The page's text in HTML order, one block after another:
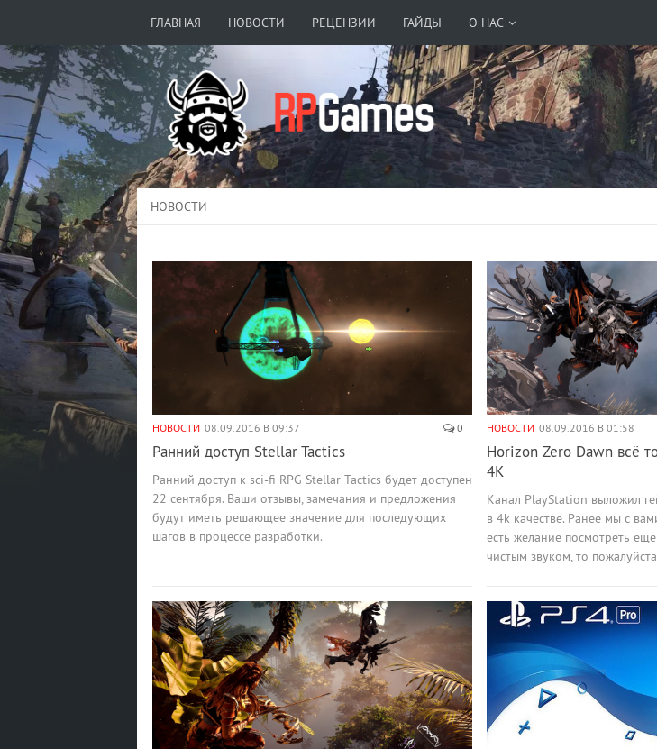
ГЛАВНАЯ НОВОСТИ РЕЦЕНЗИИ ГАЙДЫ О НАС
НОВОСТИ
НОВОСТИ 08.09.2016 В 09:37 0
Ранний доступ Stellar Tactics
Ранний доступ к sci-fi RPG Stellar Tactics будет доступен
22 сентября. Ваши отзывы, замечания и предложения
будут иметь решающее значение для последующих
шагов в процессе разработки.
НОВОСТИ 08.09.2016 В 01:58
Horizon Zero Dawn всё
4K
Канал PlayStation выложил
в 4k качестве. Ранее мы с
есть желание посмотреть
чистым звуком, то